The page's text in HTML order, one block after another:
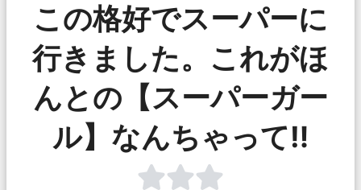
この格好でスーパーに
行きました。これがほ
んとの【スーパーガー
ル】なんちゃって‼️